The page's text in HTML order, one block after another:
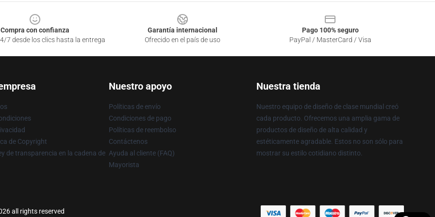
Compra con confianza
7 desde los clics hasta la entrega
Garantía internacional
Ofrecido en el país de uso
Pago 100% seguro
PayPal / MasterCard / Visa
de Copyright
de transparencia en la cadena de
Nuestro apoyo
Políticas de envío
Condiciones de pago
Políticas de reembolso
Contáctenos
Ayuda al cliente (FAQ)
Mayorista
Nuestra tienda
Nuestro equipo de diseño de clase mundial creó
cada producto. Ofrecemos una amplia gama de
productos de diseño de alta calidad y
estéticamente agradable. Estos no son sólo para
mostrar su estilo cotidiano distinto.
all rights reserved